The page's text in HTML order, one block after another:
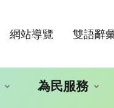
網站導覽 雙語辭
為民服務